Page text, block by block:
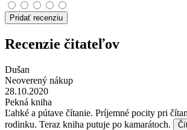
Pridať recenziu
Recenzie čitateľov
Dušan
Neoverený nákup
28.10.2020
Pekná kniha
Ľahké a pútave čítanie. Príjemné pocity pri
rodinku. Teraz kniha putuje po kamarátoch.